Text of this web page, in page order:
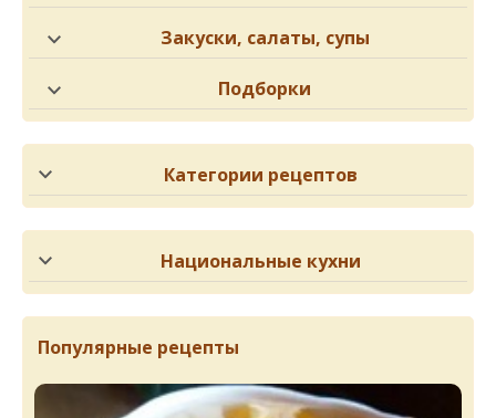
Закуски, салаты, супы
Подборки
Категории рецептов
Национальные кухни
Популярные рецепты